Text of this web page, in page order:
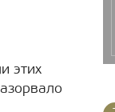
этих